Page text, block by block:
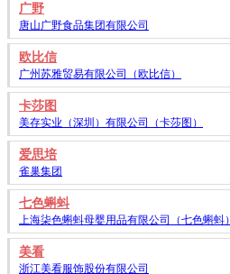
广野
唐山广野食品集团有限公司
欧比信
广州苏雅贸易有限公司（欧比信）
卡莎图
美存实业（深圳）有限公司（卡莎图）
爱思培
雀巢集团
七色蝌蚪
上海柒色蝌蚪母婴用品有限公司（七色蝌蚪）
美看
浙江美看服饰股份有限公司